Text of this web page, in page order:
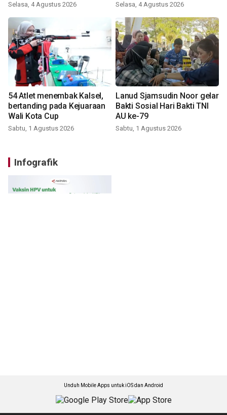
Selasa, 4 Agustus 2026 Selasa, 4 Agustus 2026
54 Atlet menembak Kalsel,
bertanding pada Kejuaraan
Wali Kota Cup
Sabtu, 1 Agustus 2026
Lanud Sjamsudin Noor gelar
Bakti Sosial Hari Bakti TNI
AU ke-79
Sabtu, 1 Agustus 2026
Infografik
Unduh Mobile Apps untuk iOS dan Android